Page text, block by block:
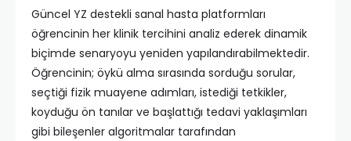
Güncel YZ destekli sanal hasta platformları
öğrencinin her klinik tercihini analiz ederek dinamik
biçimde senaryoyu yeniden yapılandırabilmektedir.
Öğrencinin; öykü alma sırasında sorduğu sorular,
seçtiği fizik muayene adımları, istediği tetkikler,
koyduğu ön tanılar ve başlattığı tedavi yaklaşımları
gibi bileşenler algoritmalar tarafından